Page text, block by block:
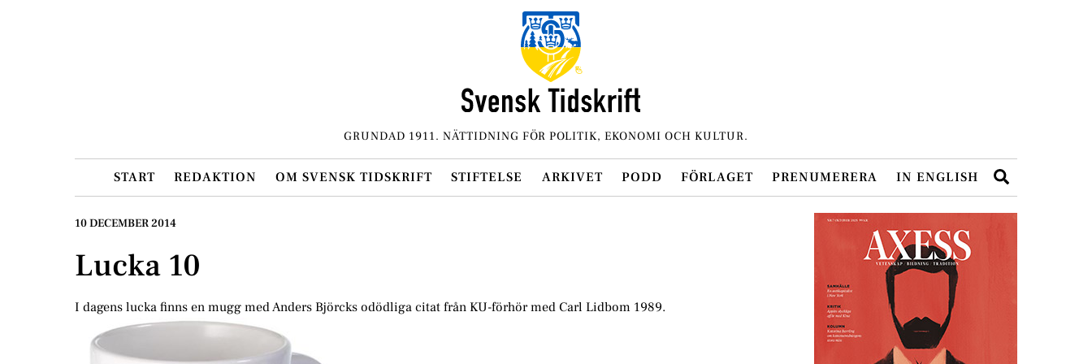
GRUNDAD 1911. NÄTTIDNING FÖR POLITIK, EKONOMI OCH KULTUR.
START REDAKTION OM SVENSK TIDSKRIFT STIFTELSE ARKIVET PODD FÖRLAGET PRENUMERERA IN ENGLISH
10 DECEMBER 2014
Lucka 10
I dagens lucka finns en mugg med Anders Björcks odödliga citat från KU-förhör med Carl Lidbom 1989.